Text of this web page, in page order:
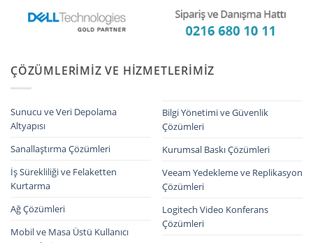
ÇÖZÜMLERIMIZ VE HIZMETLERIMIZ
Sunucu ve Veri Depolama
Altyapısı
Sanallaştırma Çözümleri
İş Sürekliliği ve Felaketten
Kurtarma
Ağ Çözümleri
Mobil ve Masa Üstü Kullanıcı
Bilgi Yönetimi ve Güvenlik
Çözümleri
Kurumsal Baskı Çözümleri
Veeam Yedekleme ve Replikasyon
Çözümleri
Logitech Video Konferans
Çözümleri